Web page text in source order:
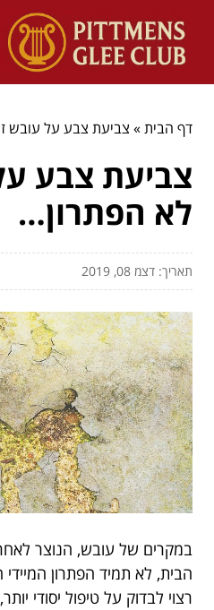
דף הבית» צביעת צבע על עובש
צביעת צבע
לא הפתרון…
תאריך: דצמ 08, 2019
במקרים של עובש, הנוצר
הבית, לא תמיד הפתרון
רצוי לבדוק על טיפול יסודי